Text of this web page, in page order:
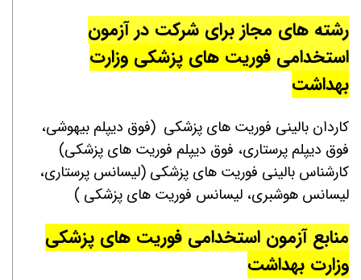
رشته های مجاز برای شرکت در آزمون
استخدامی فوریت های پزشکی وزارت
بهداشت
كاردان بالینی فوریت های پزشكی (فوق دیپلم بیهوشی،
فوق دیپلم پرستاری، فوق دیپلم فوریت های پزشکی)
كارشناس بالینی فوریت های پزشكی (لیسانس پرستاری،
لیسانس هوشبری، لیسانس فوریت های پزشکی )
منابع آزمون استخدامی فوریت های پزشکی
وزارت بهداشت